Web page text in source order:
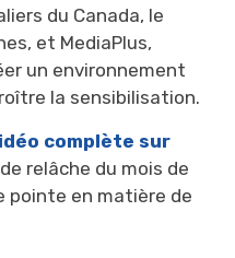
du Canada, le
et MediaPlus,
un environnement
la sensibilisation.
complète sur
relâche du mois de
pointe en matière de